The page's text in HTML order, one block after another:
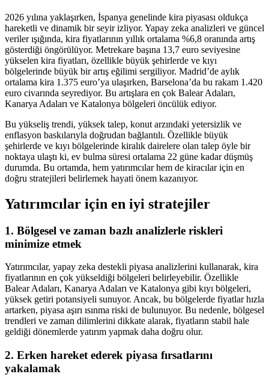
2026 yılına yaklaşırken, İspanya genelinde kira piyasası oldukça
hareketli ve dinamik bir seyir izliyor. Yapay zeka analizleri ve güncel
veriler ışığında, kira fiyatlarının yıllık ortalama %6,8 oranında artış
gösterdiği öngörülüyor. Metrekare başına 13,7 euro seviyesine
yükselen kira fiyatları, özellikle büyük şehirlerde ve kıyı
bölgelerinde büyük bir artış eğilimi sergiliyor. Madrid’de aylık
ortalama kira 1.375 euro’ya ulaşırken, Barselona’da bu rakam 1.420
euro civarında seyrediyor. Bu artışlara en çok Balear Adaları,
Kanarya Adaları ve Katalonya bölgeleri öncülük ediyor.
Bu yükseliş trendi, yüksek talep, konut arzındaki yetersizlik ve
enflasyon baskılarıyla doğrudan bağlantılı. Özellikle büyük
şehirlerde ve kıyı bölgelerinde kiralık dairelere olan talep öyle bir
noktaya ulaştı ki, ev bulma süresi ortalama 22 güne kadar düşmüş
durumda. Bu ortamda, hem yatırımcılar hem de kiracılar için en
doğru stratejileri belirlemek hayati önem kazanıyor.
Yatırımcılar için en iyi stratejiler
1. Bölgesel ve zaman bazlı analizlerle riskleri
minimize etmek
Yatırımcılar, yapay zeka destekli piyasa analizlerini kullanarak, kira
fiyatlarının en çok yükseldiği bölgeleri belirleyebilir. Özellikle
Balear Adaları, Kanarya Adaları ve Katalonya gibi kıyı bölgeleri,
yüksek getiri potansiyeli sunuyor. Ancak, bu bölgelerde fiyatlar hızla
artarken, piyasa aşırı ısınma riski de bulunuyor. Bu nedenle, bölgesel
trendleri ve zaman dilimlerini dikkate alarak, fiyatların stabil hale
geldiği dönemlerde yatırım yapmak daha doğru olur.
2. Erken hareket ederek piyasa fırsatlarını
yakalamak